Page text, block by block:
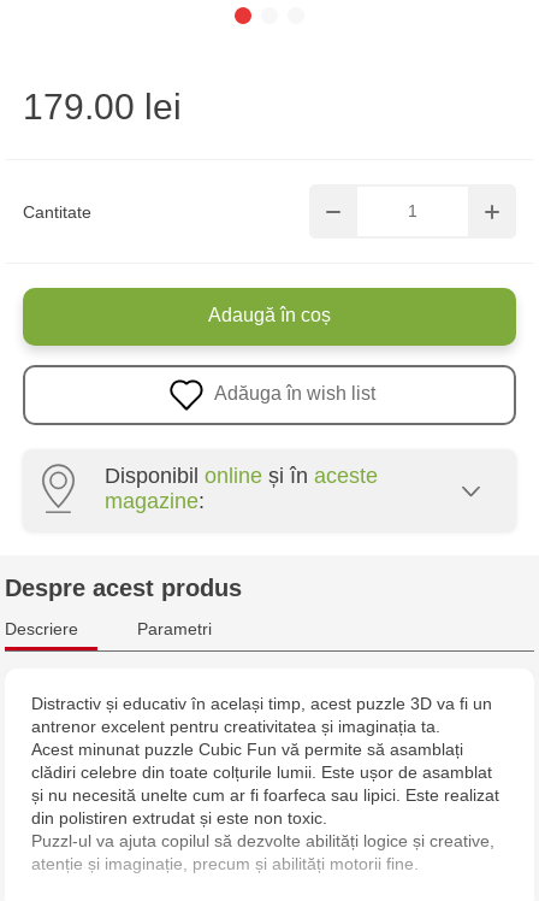
Cantitate
179.00 lei
Adaugă în coș
Adăuga în wish list
Disponibil online și în aceste
magazine:
Multistore Centru - bd. Cantemir, 6
Jucarenia Buiucani Alfa
Jucărenia Bălți - str. Alexandru Cel Bun, 5
Jucărenia Cahul - str. Ștefan cel Mare, 29А
Despre acest produs
Descriere Parametri
Distractiv și educativ în același timp, acest puzzle 3D va fi un
antrenor excelent pentru creativitatea și imaginația ta.
Acest minunat puzzle Cubic Fun vă permite să asamblați
clădiri celebre din toate colțurile lumii. Este ușor de asamblat
și nu necesită unelte cum ar fi foarfeca sau lipici. Este realizat
din polistiren extrudat și este non toxic.
Puzzl-ul va ajuta copilul să dezvolte abilități logice și creative,
atenție și imaginație, precum și abilități motorii fine.